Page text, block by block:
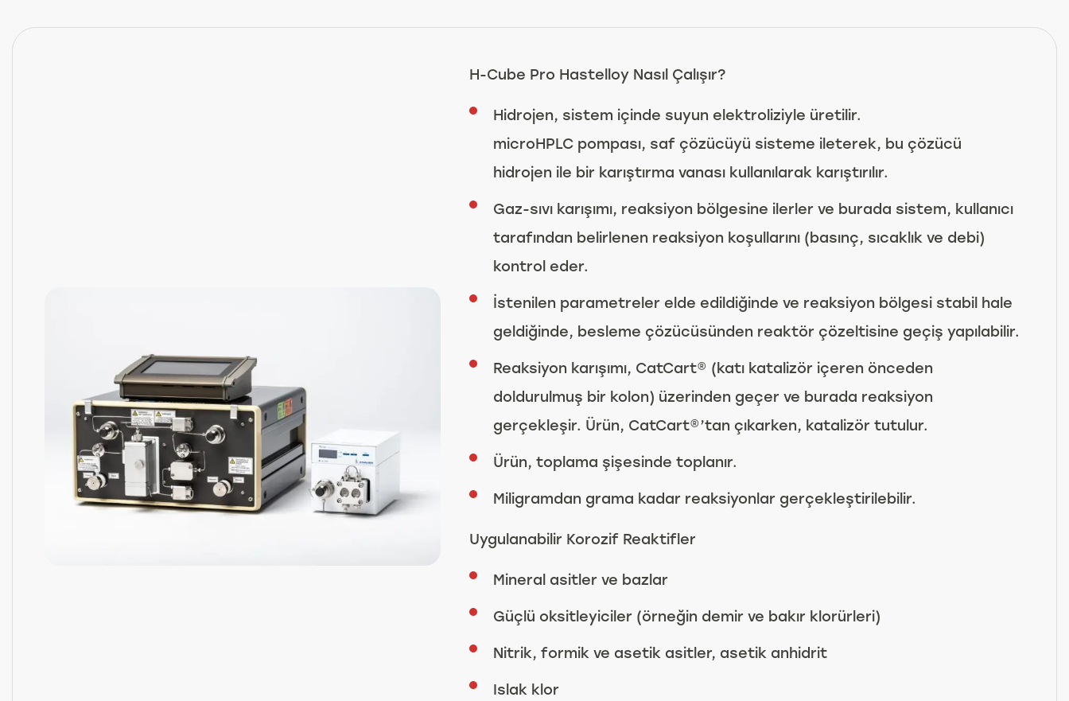
H-Cube Pro Hastelloy Nasıl Çalışır?
Hidrojen, sistem içinde suyun elektroliziyle üretilir.
microHPLC pompası, saf çözücüyü sisteme ileterek, bu çözücü
hidrojen ile bir karıştırma vanası kullanılarak karıştırılır.
Gaz-sıvı karışımı, reaksiyon bölgesine ilerler ve burada sistem, kullanıcı
tarafından belirlenen reaksiyon koşullarını (basınç, sıcaklık ve debi)
kontrol eder.
İstenilen parametreler elde edildiğinde ve reaksiyon bölgesi stabil hale
geldiğinde, besleme çözücüsünden reaktör çözeltisine geçiş yapılabilir.
Reaksiyon karışımı, CatCart® (katı katalizör içeren önceden
doldurulmuş bir kolon) üzerinden geçer ve burada reaksiyon
gerçekleşir. Ürün, CatCart®’tan çıkarken, katalizör tutulur.
Ürün, toplama şişesinde toplanır.
Miligramdan grama kadar reaksiyonlar gerçekleştirilebilir.
Uygulanabilir Korozif Reaktifler
Mineral asitler ve bazlar
Güçlü oksitleyiciler (örneğin demir ve bakır klorürleri)
Nitrik, formik ve asetik asitler, asetik anhidrit
Islak klor